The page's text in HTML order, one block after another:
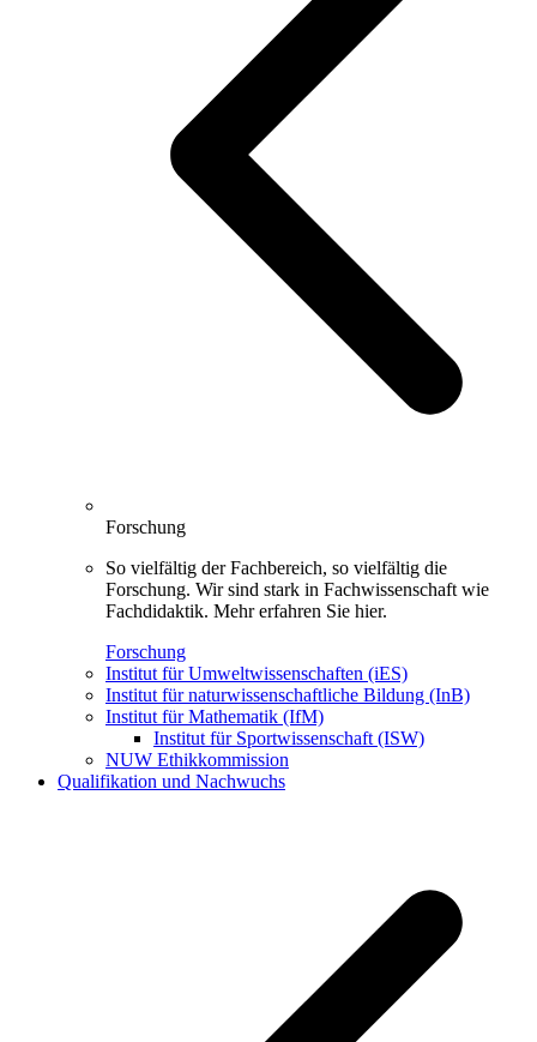
Forschung
So vielfältig der Fachbereich, so vielfältig die
Forschung. Wir sind stark in Fachwissenschaft wie
Fachdidaktik. Mehr erfahren Sie hier.
Forschung
Institut für Umweltwissenschaften (iES)
Institut für naturwissenschaftliche Bildung (InB)
Institut für Mathematik (IfM)
Institut für Sportwissenschaft (ISW)
NUW Ethikkommission
Qualifikation und Nachwuchs